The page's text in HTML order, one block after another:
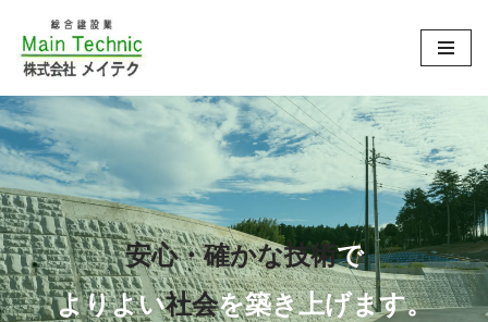
コ
テ
ン
ツ
へ
ス
キ
ッ
プ
安心・確かな技術で
よりよい社会を築き上げます。